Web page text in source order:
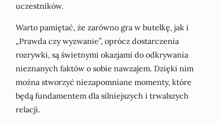
uczestników.
Warto pamiętać, że zarówno gra w butelkę, jak i
„Prawda czy wyzwanie”, oprócz dostarczenia
rozrywki, są świetnymi okazjami do odkrywania
nieznanych faktów o sobie nawzajem. Dzięki nim
można stworzyć niezapomniane momenty, które
będą fundamentem dla silniejszych i trwalszych
relacji.